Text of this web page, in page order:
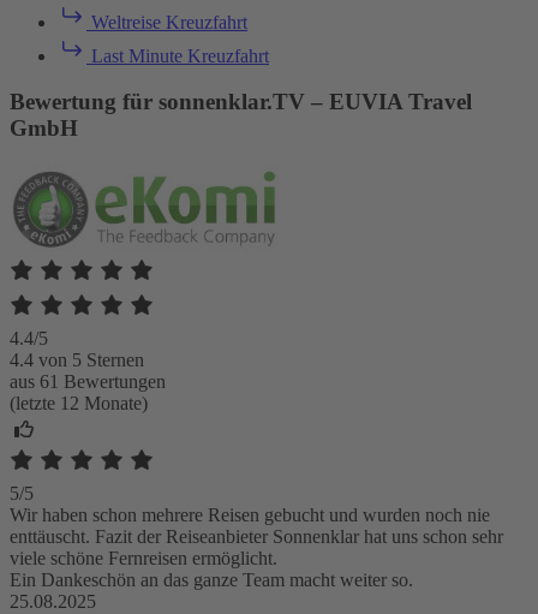
Weltreise Kreuzfahrt
Last Minute Kreuzfahrt
Bewertung für sonnenklar.TV – EUVIA Travel
GmbH
4.4/5
4.4 von 5 Sternen
aus 61 Bewertungen
(letzte 12 Monate)
5/5
Wir haben schon mehrere Reisen gebucht und wurden noch nie
enttäuscht. Fazit der Reiseanbieter Sonnenklar hat uns schon sehr
viele schöne Fernreisen ermöglicht.
Ein Dankeschön an das ganze Team macht weiter so.
25.08.2025